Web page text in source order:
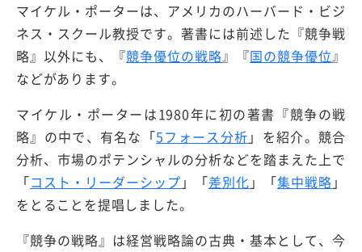
マイケル・ポーターは、アメリカのハーバード・ビジ
ネス・スクール教授です。著書には前述した『競争戦
略』以外にも、『競争優位の戦略』『国の競争優位』
などがあります。
マイケル・ポーターは1980年に初の著書『競争の戦
略』の中で、有名な「5フォース分析 」を紹介。競合
分析、市場のポテンシャルの分析などを踏まえた上で
「コスト・リーダーシップ 」「差別化 」「集中戦略 」
をとることを提唱しました。
『競争の戦略』は経営戦略論の古典・基本として、今